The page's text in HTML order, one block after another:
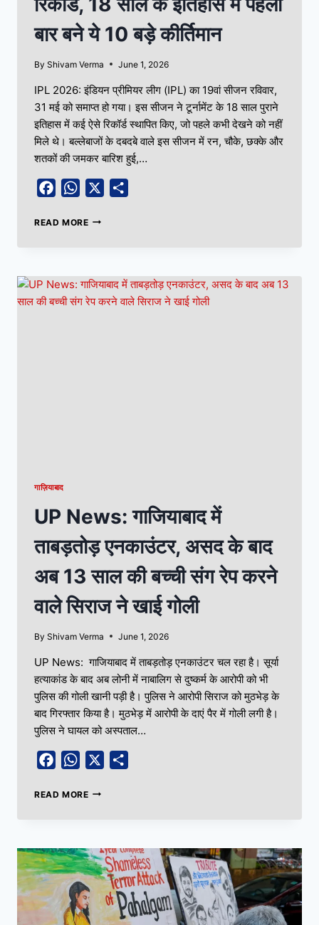
बार बने ये 10 बड़े कीर्तिमान
By Shivam Verma June 1, 2026
IPL 2026: इंडियन प्रीमियर लीग (IPL) का 19वां सीजन रविवार,
31 मई को समाप्त हो गया। इस सीजन ने टूर्नामेंट के 18 साल पुराने
इतिहास में कई ऐसे रिकॉर्ड स्थापित किए, जो पहले कभी देखने को नहीं
मिले थे। बल्लेबाजों के दबदबे वाले इस सीजन में रन, चौके, छक्के और
शतकों की जमकर बारिश हुई,…
FacebookWhatsApp
READ MORE
गाज़ियाबाद
UP News: गाजियाबाद में
ताबड़तोड़ एनकाउंटर, असद के बाद
अब 13 साल की बच्ची संग रेप करने
वाले सिराज ने खाई गोली
By Shivam Verma June 1, 2026
UP News: गाजियाबाद में ताबड़तोड़ एनकाउंटर चल रहा है। सूर्या
हत्याकांड के बाद अब लोनी में नाबालिग से दुष्कर्म के आरोपी को भी
पुलिस की गोली खानी पड़ी है। पुलिस ने आरोपी सिराज को मुठभेड़ के
बाद गिरफ्तार किया है। मुठभेड़ में आरोपी के दाएं पैर में गोली लगी है।
पुलिस ने घायल को अस्पताल…
FacebookWhatsApp
READ MORE